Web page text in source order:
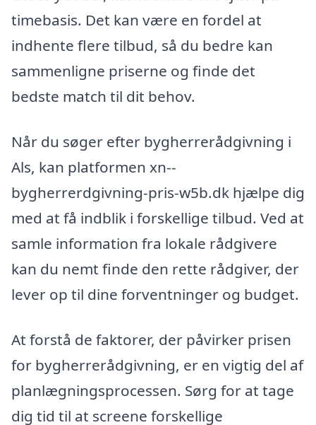
timebasis. Det kan være en fordel at
indhente flere tilbud, så du bedre kan
sammenligne priserne og finde det
bedste match til dit behov.
Når du søger efter bygherrerådgivning i
Als, kan platformen xn--
bygherrerdgivning-pris-w5b.dk hjælpe dig
med at få indblik i forskellige tilbud. Ved at
samle information fra lokale rådgivere
kan du nemt finde den rette rådgiver, der
lever op til dine forventninger og budget.
At forstå de faktorer, der påvirker prisen
for bygherrerådgivning, er en vigtig del af
planlægningsprocessen. Sørg for at tage
dig tid til at screene forskellige